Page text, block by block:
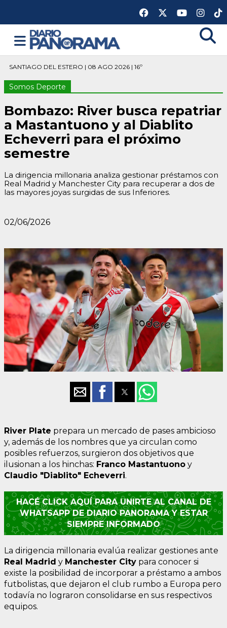
SANTIAGO DEL ESTERO | 08 AGO 2026 | 16º
Somos Deporte
Bombazo: River busca repatriar
a Mastantuono y al Diablito
Echeverri para el próximo
semestre
La dirigencia millonaria analiza gestionar préstamos con
Real Madrid y Manchester City para recuperar a dos de
las mayores joyas surgidas de sus Inferiores.
02/06/2026
River Plate prepara un mercado de pases ambicioso
y, además de los nombres que ya circulan como
posibles refuerzos, surgieron dos objetivos que
ilusionan a los hinchas: Franco Mastantuono y
Claudio "Diablito" Echeverri.
HACÉ CLICK AQUÍ PARA UNIRTE AL CANAL DE
WHATSAPP DE DIARIO PANORAMA Y ESTAR
SIEMPRE INFORMADO
La dirigencia millonaria evalúa realizar gestiones ante
Real Madrid y Manchester City para conocer si
existe la posibilidad de incorporar a préstamo a ambos
futbolistas, que dejaron el club rumbo a Europa pero
todavía no lograron consolidarse en sus respectivos
equipos.